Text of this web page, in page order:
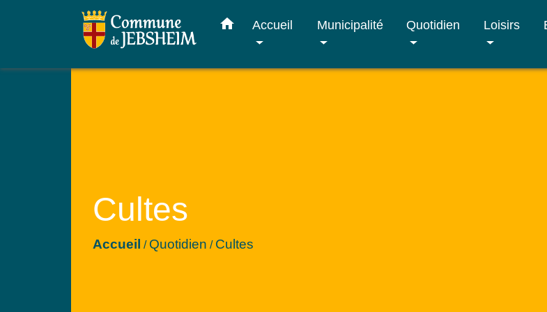
home Accueil Municipalité Quotidien Loisirs
Cultes
Accueil / Quotidien / Cultes